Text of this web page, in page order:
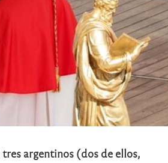
tres argentinos (dos de ellos,